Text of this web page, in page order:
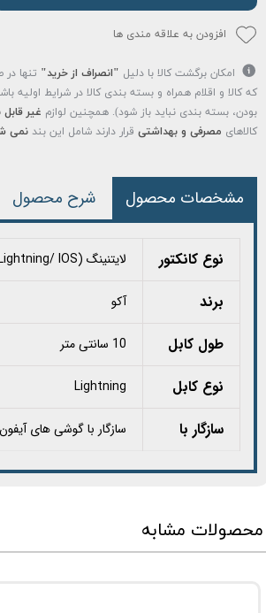
افزودن به علاقه مندی ها
امکان برگشت کالا با دلیل "انصراف از خرید" تنها
که کالا و اقلام همراه و بسته بندی کالا در شرایط اولیه
بودن، بسته بندی نباید باز شود). همچنین لوازم غیر
کالاهای مصرفی و بهداشتی قرار دارند شامل این بند نمی
مشخصات محصول شرح محصول
نوع کانکتور لایتنینگ (Lightning/ IOS)
برند آکو
طول کابل 10 سانتی متر
نوع کابل Lightning
سازگار با سازگار با گوشی های آیفون
محصولات مشابه